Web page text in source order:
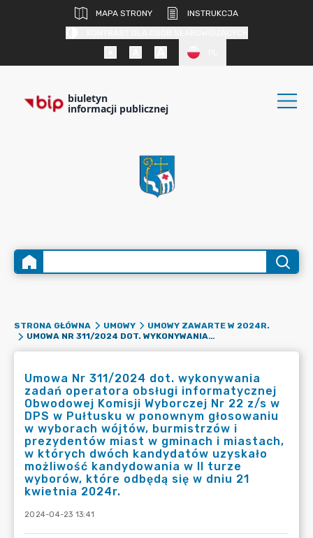
MAPA STRONY
INSTRUKCJA
biuletyn
informacji publicznej
STRONA GŁÓWNA UMOWY
UMOWY ZAWARTE W 2024R.
UMOWA NR 311/2024 DOT. WYKONYWANIA ZADAŃ OPERATORA OBSŁUGI INFORMATYCZNEJ OBWODOWEJ KOMISJI WYBORCZEJ NR 22 Z/S W DPS W PUŁTUSKU W PONOWNYM GŁOSOWANIU W WYBORACH WÓJTÓW, BURMISTRZÓW I PREZYDENTÓW MIAST W GMINACH I MIASTACH, W KTÓRYCH DWÓCH KANDYDATÓW UZYSKAŁO MOŻLIWOŚĆ KANDYDOWANIA W II TURZE WYBORÓW, KTÓRE ODBĘDĄ SIĘ W DNIU 21 KWIETNIA 2024R.
Umowa Nr 311/2024 dot. wykonywania
zadań operatora obsługi informatycznej
Obwodowej Komisji Wyborczej Nr 22 z/s w
DPS w Pułtusku w ponownym głosowaniu
w wyborach wójtów, burmistrzów i
prezydentów miast w gminach i miastach,
w których dwóch kandydatów uzyskało
możliwość kandydowania w II turze
wyborów, które odbędą się w dniu 21
kwietnia 2024r.
2024-04-23 13:41